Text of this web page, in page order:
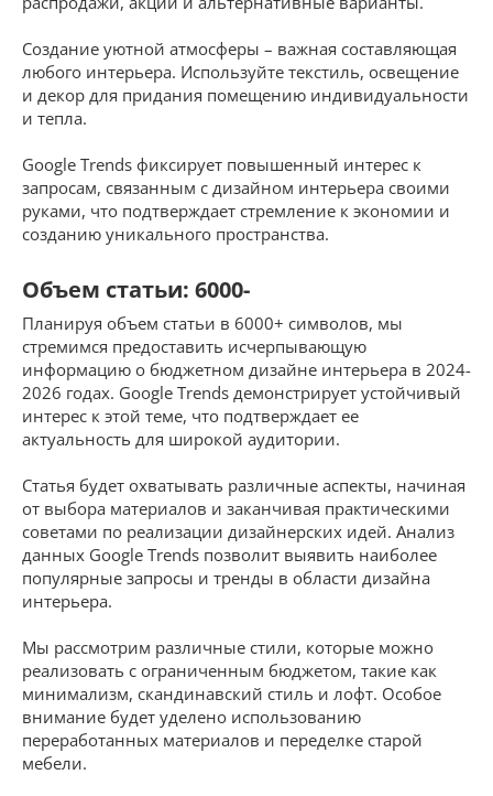
Создание уютной атмосферы – важная составляющая
любого интерьера. Используйте текстиль, освещение
и декор для придания помещению индивидуальности
и тепла.
Google Trends фиксирует повышенный интерес к
запросам, связанным с дизайном интерьера своими
руками, что подтверждает стремление к экономии и
созданию уникального пространства.
Объем статьи: 6000-
Планируя объем статьи в 6000+ символов, мы
стремимся предоставить исчерпывающую
информацию о бюджетном дизайне интерьера в 2024-
2026 годах. Google Trends демонстрирует устойчивый
интерес к этой теме, что подтверждает ее
актуальность для широкой аудитории.
Статья будет охватывать различные аспекты, начиная
от выбора материалов и заканчивая практическими
советами по реализации дизайнерских идей. Анализ
данных Google Trends позволит выявить наиболее
популярные запросы и тренды в области дизайна
интерьера.
Мы рассмотрим различные стили, которые можно
реализовать с ограниченным бюджетом, такие как
минимализм, скандинавский стиль и лофт. Особое
внимание будет уделено использованию
переработанных материалов и переделке старой
мебели.